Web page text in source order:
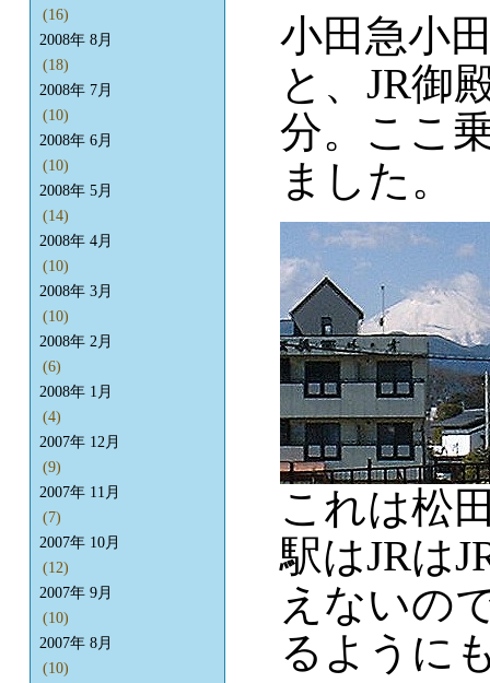
小田急小
と、JR御
分。ここ
ました。
これは松
駅はJRは
えないの
るように
(16)
2008年 8月
(18)
2008年 7月
(10)
2008年 6月
(10)
2008年 5月
(14)
2008年 4月
(10)
2008年 3月
(10)
2008年 2月
(6)
2008年 1月
(4)
2007年 12月
(9)
2007年 11月
(7)
2007年 10月
(12)
2007年 9月
(10)
2007年 8月
(10)